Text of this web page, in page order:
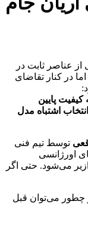
عناصر ثابت در
در کنار تقاضای
کیفیت پایین
اشتباه مدل
توسط تیم فنی
اورژانسی
می‌شود. حتی اگر
چطور می‌توان قبل